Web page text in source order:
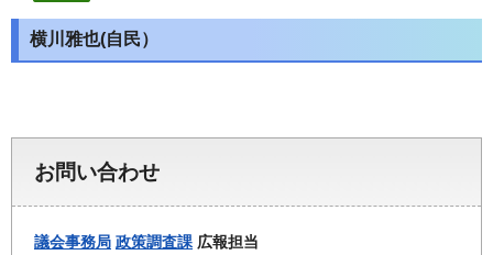
横川雅也(自民）
お問い合わせ
議会事務局 政策調査課 広報担当